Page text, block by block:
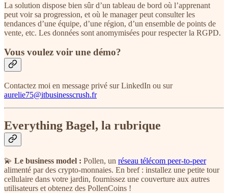
La solution dispose bien sûr d’un tableau de bord où l’apprenant
peut voir sa progression, et où le manager peut consulter les
tendances d’une équipe, d’une région, d’un ensemble de points de
vente, etc. Les données sont anomymisées pour respecter la RGPD.
Vous voulez voir une démo?
Contactez moi en message privé sur LinkedIn ou sur
aurelie75@itbusinesscrush.fr
Everything Bagel, la rubrique
💫 Le business model : Pollen, un réseau télécom peer-to-peer
alimenté par des crypto-monnaies. En bref : installez une petite tour
cellulaire dans votre jardin, fournissez une couverture aux autres
utilisateurs et obtenez des PollenCoins !